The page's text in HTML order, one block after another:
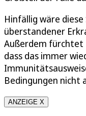
Hinfällig wäre
überstandener
Außerdem fürchtet
dass das immer
Bedingungen nicht
ANZEIGE X